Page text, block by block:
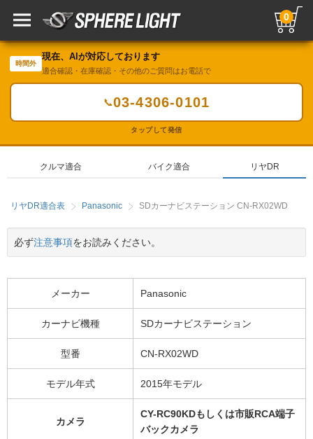
0
時間外
現在、AIが対応しております
適合確認・在庫確認・その他のご質問はお電話で
📞03-4306-0101
タップして発信
クルマ適合 バイク適合 リヤDR
リヤDR適合表 Panasonic SDカーナビステーション CN-RX02WD
必ず注意事項をお読みください。
メーカー Panasonic
カーナビ機種 SDカーナビステーション
型番 CN-RX02WD
モデル年式 2015年モデル
カメラ
CY-RC90KDもしくは市販RCA端⼦
バックカメラ